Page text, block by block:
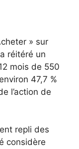
» sur
réitéré un
mois de 550
47,7 %
l’action de
repli des
considère